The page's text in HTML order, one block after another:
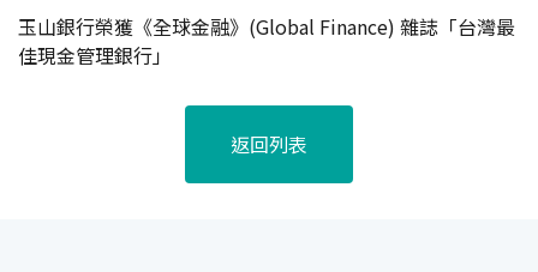
玉山銀行榮獲《全球金融》(Global Finance) 雜誌「台灣最
佳現金管理銀行」
返回列表